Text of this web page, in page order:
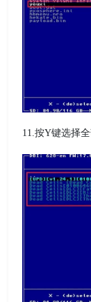
11.按Y键选择